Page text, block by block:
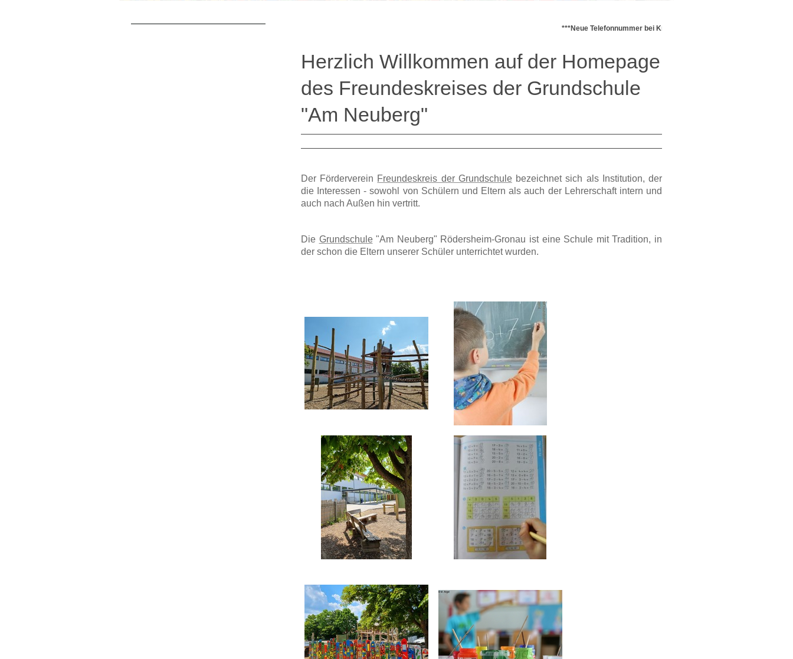
***Neue Telefonnummer bei Krankmeldungen der Schüler: 06231-
Herzlich Willkommen auf der Homepage
des Freundeskreises der Grundschule
"Am Neuberg"
Der Förderverein Freundeskreis der Grundschule bezeichnet sich als Institution, der
die Interessen - sowohl von Schülern und Eltern als auch der Lehrerschaft intern und
auch nach Außen hin vertritt.
Die Grundschule "Am Neuberg" Rödersheim-Gronau ist eine Schule mit Tradition, in
der schon die Eltern unserer Schüler unterrichtet wurden.